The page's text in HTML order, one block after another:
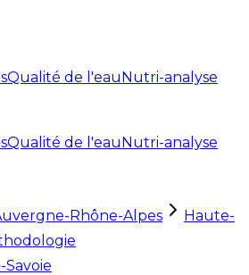
Qualité de l'eauNutri-analyse
Qualité de l'eauNutri-analyse
Rhône-Alpes
Haute-